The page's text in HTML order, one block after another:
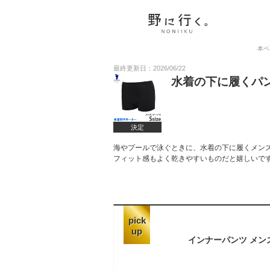
本
最終更新日：2026/06/22
決定
水着の下に履くパ
海やプールで泳ぐときに、水着の下に履くメ
フィット感もよく乾きやすいものだと嬉しい
pick
up